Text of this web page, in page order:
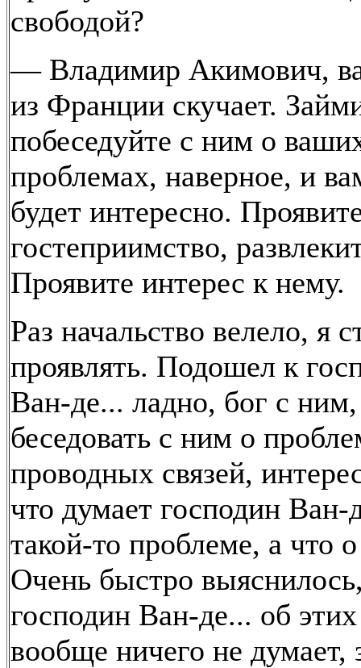
свободой?
— Владимир Акимович,
из Франции скучает.
побеседуйте с ним о
проблемах, наверное, и
будет интересно.
гостеприимство,
Проявите интерес к нему.
Раз начальство велело, я
проявлять. Подошел к
Ван-де... ладно, бог с
беседовать с ним о
проводных связей,
что думает господин Ван-
такой-то проблеме, а что
Очень быстро
господин Ван-де... об
вообще ничего не думает,